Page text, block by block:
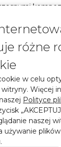
na
na
miękki.
niż akryl.
łatwiej
pozwala
różne
w celu
Więcej
Polityce
naszej
używanie